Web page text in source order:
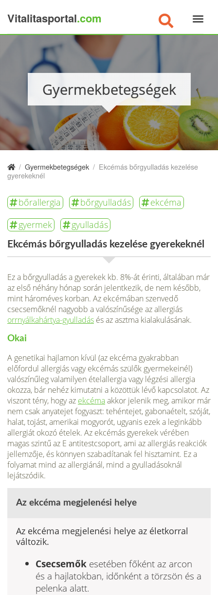
Vitalitasportal.com
Gyermekbetegségek
/ Gyermekbetegségek / Ekcémás bőrgyulladás kezelése
gyerekeknél
bőrallergia bőrgyulladás
ekcéma
gyermek
gyulladás
Ekcémás bőrgyulladás kezelése gyerekeknél
Ez a bőrgyulladás a gyerekek kb. 8%-át érinti, általában már
az első néhány hónap során jelentkezik, de nem később,
mint hároméves korban. Az ekcémában szenvedő
csecsemőknél nagyobb a valószínűsége az allergiás
orrnyálkahártya-gyulladás és az asztma kialakulásának.
Okai
A genetikai hajlamon kívül (az ekcéma gyakrabban
előfordul allergiás vagy ekcémás szülők gyermekeinél)
valószínű­leg valamilyen ételallergia vagy légzési allergia
okozza, bár nehéz kimutatni a közöttük lévő kapcsolatot. Az
viszont tény, hogy az ekcémaakkor jelenik meg, amikor már
nem csak anyatejet fogyaszt: tehéntejet, gabonaételt, szóját,
halat, tojást, amerikai mogyorót, ugyanis ezek a leginkább
allergiát okozó ételek. Az ekcémás gyerekek vérében
magas szintű az E antitestcsoport, ami az allergiás reakciók
jellemzője, és könnyen szabadítanak fel hisztamint. Ez a
folyamat mind az allergiánál, mind a gyulladásoknál
lejátszódik.
Az ekcéma megjelenési helye
Az ekcéma megjelenési helye az életkorral
változik.
Csecsemők esetében főként az arcon
és a hajlatokban, időnként a törzsön és a
pelenka alatt.
×